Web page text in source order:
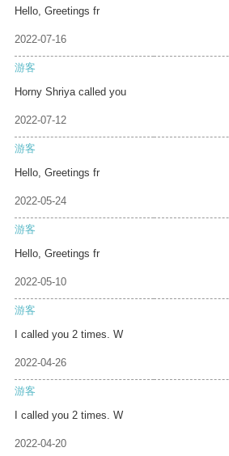
Hello, Greetings fr
2022-07-16
游客
Horny Shriya called you
2022-07-12
游客
Hello, Greetings fr
2022-05-24
游客
Hello, Greetings fr
2022-05-10
游客
I called you 2 times. W
2022-04-26
游客
I called you 2 times. W
2022-04-20